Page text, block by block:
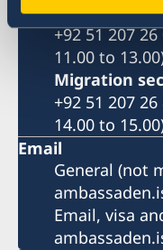
migration or
+92 51 207
11.00 to
Migration
+92 51 207
14.00 to
Email
General (not
Email, visa